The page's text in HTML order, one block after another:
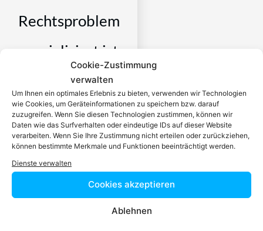
Cookie-Zustimmung
verwalten
Um Ihnen ein optimales Erlebnis zu bieten, verwenden wir Technologien
wie Cookies, um Geräteinformationen zu speichern bzw. darauf
zuzugreifen. Wenn Sie diesen Technologien zustimmen, können wir
Daten wie das Surfverhalten oder eindeutige IDs auf dieser Website
verarbeiten. Wenn Sie Ihre Zustimmung nicht erteilen oder zurückziehen,
können bestimmte Merkmale und Funktionen beeinträchtigt werden.
Dienste verwalten
Cookies akzeptieren
Ablehnen
Rechtsproblem
spezialisiert ist
Ein zugelassener Anwalt /
eine zugelassen Anwältin ist
dafür da, über Rechtsfragen
zu beraten und Klienten vor
Gericht zu vertreten. Es ist
Dienstleistungen im Bereich
der Rechtsberatung zu
erbringen und Klienten vor